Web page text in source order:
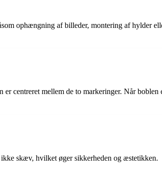
ophængning af billeder, montering af hylder
centreret mellem de to markeringer. Når boblen
ikke skæv, hvilket øger sikkerheden og æstetikken.